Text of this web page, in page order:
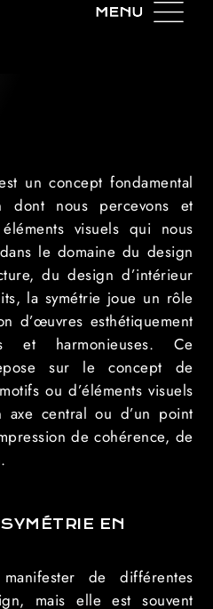
un concept fondamental
nous percevons et
visuels qui nous
le domaine du design
du design d’intérieur
la symétrie joue un rôle
d’œuvres esthétiquement
et harmonieuses. Ce
sur le concept de
ou d’éléments visuels
axe central ou d’un point
de cohérence, de
EN
de différentes
mais elle est souvent